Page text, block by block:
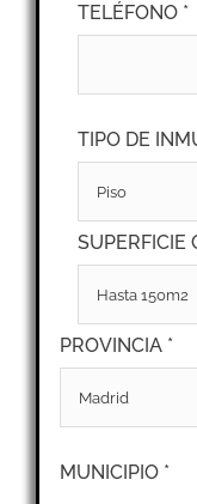
TELÉFONO *
TIPO DE
SUPERFICIE
PROVINCIA *
MUNICIPIO *